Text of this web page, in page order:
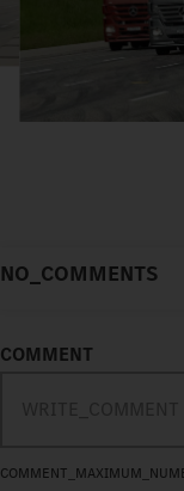
NO_COMMENTS
COMMENT